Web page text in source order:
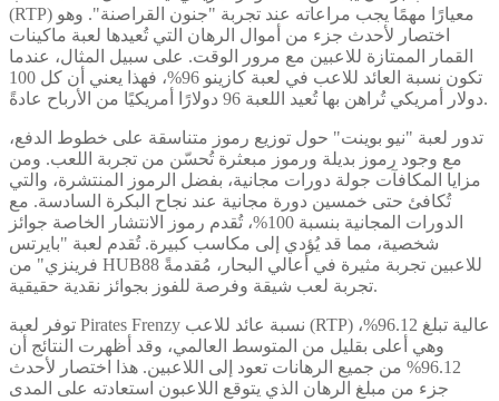
(RTP) معيارًا مهمًا يجب مراعاته عند تجربة "جنون القراصنة". وهو
اختصار لأحدث جزء من أموال الرهان التي تُعيدها لعبة ماكينات
القمار الممتازة للاعبين مع مرور الوقت. على سبيل المثال، عندما
تكون نسبة العائد للاعب في لعبة كازينو 96%، فهذا يعني أن كل 100
دولار أمريكي تُراهن بها تُعيد اللعبة 96 دولارًا أمريكيًا من الأرباح عادةً.
تدور لعبة "نيو بوينت" حول توزيع رموز متناسقة على خطوط الدفع،
مع وجود رموز بديلة ورموز مبعثرة تُحسّن من تجربة اللعب. ومن
مزايا المكافآت جولة دورات مجانية، بفضل الرموز المنتشرة، والتي
تُكافئ حتى خمسين دورة مجانية عند نجاح البكرة السادسة. مع
الدورات المجانية بنسبة 100%، تُقدم رموز الانتشار الخاصة جوائز
شخصية، مما قد يُؤدي إلى مكاسب كبيرة. تُقدم لعبة "بايرتس
فرينزي" من HUB88 للاعبين تجربة مثيرة في أعالي البحار، مُقدمةً
تجربة لعب شيقة وفرصة للفوز بجوائز نقدية حقيقية.
توفر لعبة Pirates Frenzy نسبة عائد للاعب (RTP) عالية تبلغ 96.12%،
وهي أعلى بقليل من المتوسط ​​العالمي، وقد أظهرت النتائج أن
96.12% من جميع الرهانات تعود إلى اللاعبين. هذا اختصار لأحدث
جزء من مبلغ الرهان الذي يتوقع اللاعبون استعادته على المدى